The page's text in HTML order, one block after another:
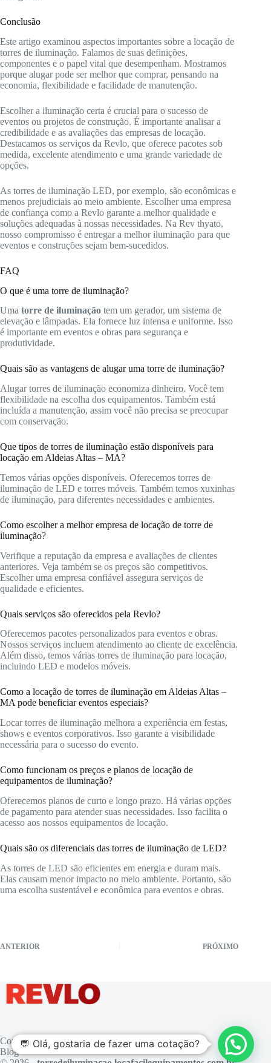
Conclusão
Este artigo examinou aspectos importantes sobre a locação de
torres de iluminação. Falamos de suas definições,
componentes e o papel vital que desempenham. Mostramos
porque alugar pode ser melhor que comprar, pensando na
economia, flexibilidade e facilidade de manutenção.
Escolher a iluminação certa é crucial para o sucesso de
eventos ou projetos de construção. É importante analisar a
credibilidade e as avaliações das empresas de locação.
Destacamos os serviços da Revlo, que oferece pacotes sob
medida, excelente atendimento e uma grande variedade de
opções.
As torres de iluminação LED, por exemplo, são econômicas e
menos prejudiciais ao meio ambiente. Escolher uma empresa
de confiança como a Revlo garante a melhor qualidade e
soluções adequadas à nossas necessidades. Na Rev thyato,
nosso compromisso é entregar a melhor iluminação para que
eventos e construções sejam bem-sucedidos.
FAQ
O que é uma torre de iluminação?
Uma torre de iluminação tem um gerador, um sistema de
elevação e lâmpadas. Ela fornece luz intensa e uniforme. Isso
é importante em eventos e obras para segurança e
produtividade.
Quais são as vantagens de alugar uma torre de iluminação?
Alugar torres de iluminação economiza dinheiro. Você tem
flexibilidade na escolha dos equipamentos. Também está
incluída a manutenção, assim você não precisa se preocupar
com conservação.
Que tipos de torres de iluminação estão disponíveis para
locação em Aldeias Altas – MA?
Temos várias opções disponíveis. Oferecemos torres de
iluminação de LED e torres móveis. Também temos xuxinhas
de iluminação, para diferentes necessidades e ambientes.
Como escolher a melhor empresa de locação de torre de
iluminação?
Verifique a reputação da empresa e avaliações de clientes
anteriores. Veja também se os preços são competitivos.
Escolher uma empresa confiável assegura serviços de
qualidade e eficientes.
Quais serviços são oferecidos pela Revlo?
Oferecemos pacotes personalizados para eventos e obras.
Nossos serviços incluem atendimento ao cliente de excelência.
Além disso, temos várias torres de iluminação para locação,
incluindo LED e modelos móveis.
Como a locação de torres de iluminação em Aldeias Altas –
MA pode beneficiar eventos especiais?
Locar torres de iluminação melhora a experiência em festas,
shows e eventos corporativos. Isso garante a visibilidade
necessária para o sucesso do evento.
Como funcionam os preços e planos de locação de
equipamentos de iluminação?
Oferecemos planos de curto e longo prazo. Há várias opções
de pagamento para atender suas necessidades. Isso facilita o
acesso aos nossos equipamentos de locação.
Quais são os diferenciais das torres de iluminação de LED?
As torres de LED são eficientes em energia e duram mais.
Elas causam menor impacto no meio ambiente. Portanto, são
uma escolha sustentável e econômica para eventos e obras.
ANTERIOR PRÓXIMO
Contato
Blog
💬 Olá, gostaria de fazer uma cotação?